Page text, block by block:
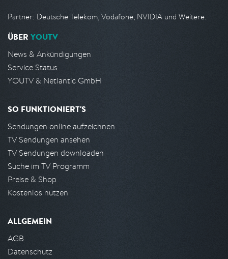
Partner: Deutsche Telekom, Vodafone, NVIDIA und Weitere.
ÜBER YOUTV
News & Ankündigungen
Service Status
YOUTV & Netlantic GmbH
SO FUNKTIONIERT'S
Sendungen online aufzeichnen
TV Sendungen ansehen
TV Sendungen downloaden
Suche im TV Programm
Preise & Shop
Kostenlos nutzen
ALLGEMEIN
AGB
Datenschutz